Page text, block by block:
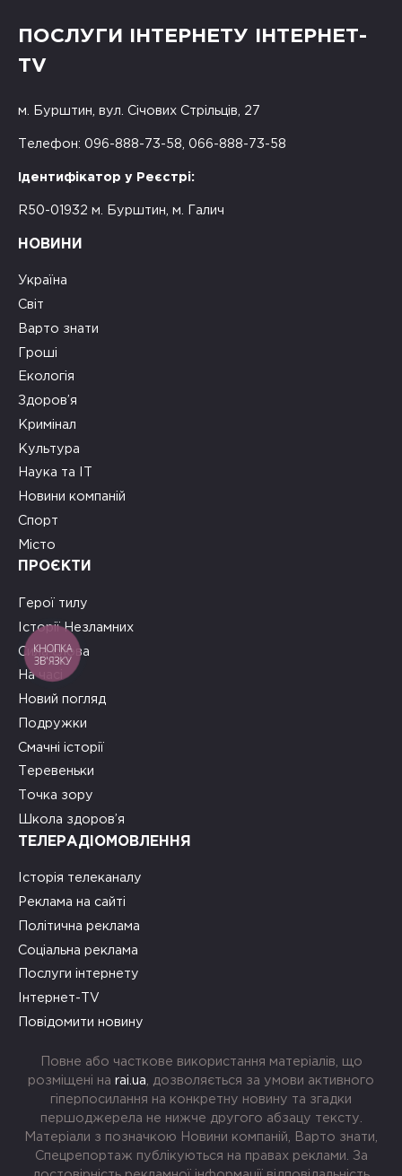
ПОСЛУГИ ІНТЕРНЕТУ ІНТЕРНЕТ-
TV
м. Бурштин, вул. Січових Стрільців, 27
Телефон: 096-888-73-58, 066-888-73-58
Ідентифікатор у Реєстрі:
R50-01932 м. Бурштин, м. Галич
НОВИНИ
Україна
Світ
Варто знати
Гроші
Екологія
Здоров’я
Кримінал
Культура
Наука та ІТ
Новини компаній
Спорт
Місто
ПРОЄКТИ
Герої тилу
Історії Незламних
Сила слова
На часі
Новий погляд
Подружки
Смачні історії
Теревеньки
Точка зору
Школа здоров’я
ТЕЛЕРАДІОМОВЛЕННЯ
Історія телеканалу
Реклама на сайті
Політична реклама
Соціальна реклама
Послуги інтернету
Інтернет-TV
Повідомити новину
Повне або часткове використання матеріалів, що
розміщені на rai.ua , дозволяється за умови активного
гіперпосилання на конкретну новину та згадки
першоджерела не нижче другого абзацу тексту.
Матеріали з позначкою Новини компаній, Варто знати,
Спецрепортаж публікуються на правах реклами. За
КНОПКА
ЗВ'ЯЗКУ